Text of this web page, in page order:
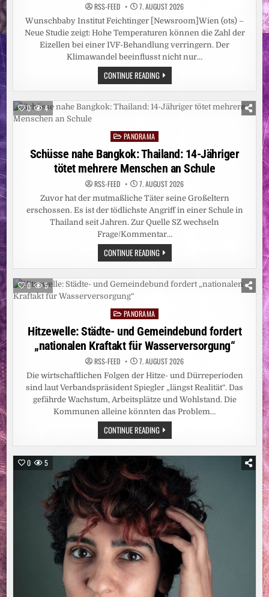
RSS-FEED 7. AUGUST 2026
Wunschbaby Institut Feichtinger [Newsroom]Wien (ots) –
Neue Studie zeigt: Hohe Temperaturen können die Zahl der
Eizellen bei einer IVF-Behandlung verringern. Der
Klimawandel beeinflusst nicht nur…
CONTINUE READINGHITZE
BEEINFLUSST
FRUCHTBARKEIT
0 4
PostedPANORAMA
Schüsse nahe Bangkok: Thailand: 14-Jähriger
tötet mehrere Menschen an Schule
RSS-FEED 7. AUGUST 2026
Zuvor hat der mutmaßliche Täter seine Großeltern
erschossen. Es ist der tödlichste Angriff in einer Schule in
Thailand seit Jahren. Zur Quelle SZ wechseln
Frage/Kommentar…
CONTINUE READINGSCHÜSSE
NAHE
BANGKOK:
14-
JÄHRIGER
SCHULE
0 5
PostedPANORAMA
Hitzewelle: Städte- und Gemeindebund fordert
„nationalen Kraftakt für Wasserversorgung“
RSS-FEED 7. AUGUST 2026
Die wirtschaftlichen Folgen der Hitze- und Dürreperioden
sind laut Verbandspräsident Spiegler „längst Realität“. Das
gefährde Wachstum, Arbeitsplätze und Wohlstand. Die
Kommunen alleine könnten das Problem…
CONTINUE READINGHITZEWELLE:
STÄDTE-
UND
FORDERT
„NATIONALEN
KRAFTAKT
FÜR
WASSERVERSORGUNG“
0 5